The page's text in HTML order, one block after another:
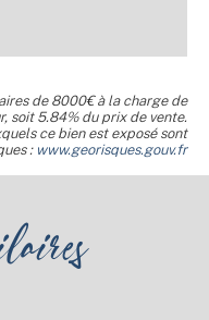
de 8000€ à la charge de
soit 5.84% du prix de vente.
ce bien est exposé sont
: www.georisques.gouv.fr